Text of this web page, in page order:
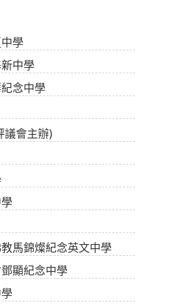
學
中學
念中學
議會主辦)
馬錦燦紀念英文中學
顯紀念中學